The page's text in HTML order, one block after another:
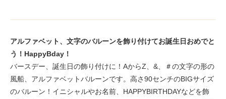
アルファベット、文字のバルーンを飾り付けてお誕生日おめでと
う！HappyBday！
バースデー、誕生日の飾り付けに！AからZ、&、＃の文字の形の
風船、アルファベットバルーンです。高さ90センチのBIGサイズ
のバルーン！イニシャルやお名前、HAPPYBIRTHDAYなどを飾